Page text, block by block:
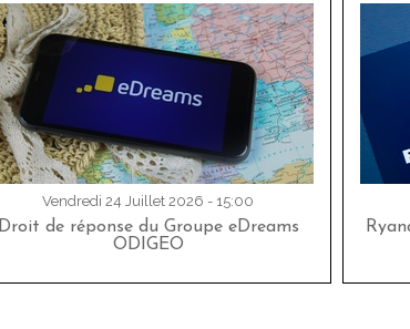
Vendredi 24 Juillet 2026 - 15:00
Droit de réponse du Groupe eDreams
ODIGEO